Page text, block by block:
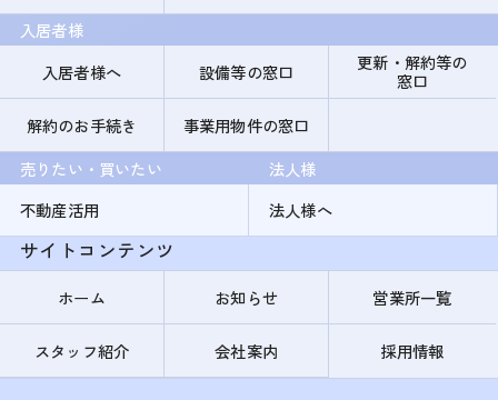
入居者様
入居者様へ
設備等の窓口
更新・解約等の
窓口
解約のお手続き
事業用物件の窓口
売りたい・買いたい
不動産活用
法人様
法人様へ
サイトコンテンツ
ホーム お知らせ 営業所一覧
スタッフ紹介 会社案内 採用情報